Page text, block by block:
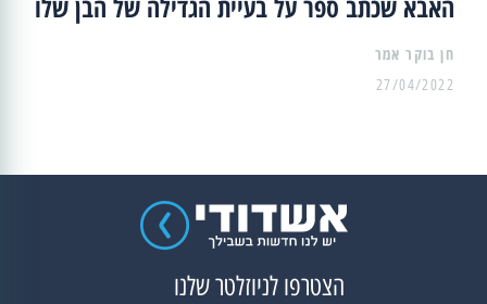
האבא שכתב ספר על בעיית הגדילה של הבן שלו
27/04/2022
הצטרפו לניוזלטר שלנו